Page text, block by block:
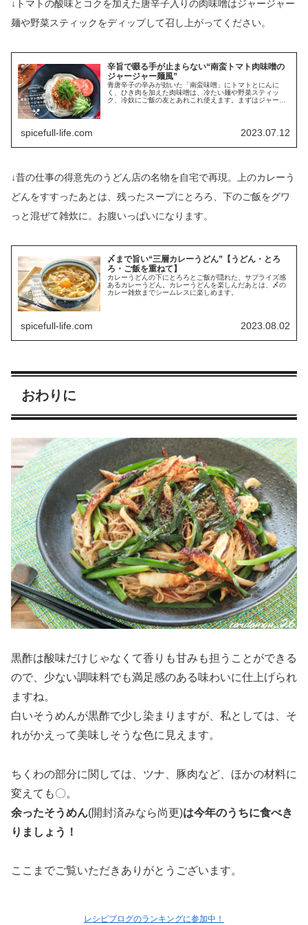
↓トマトの酸味とコクを加えた唐辛子入りの肉味噌はジャージャー
麺や野菜スティックをディップして召し上がってください。
辛旨で啜る手が止まらない“南蛮トマト肉味噌の
ジャージャー麺風”
青唐辛子の辛みが効いた「南蛮味噌」にトマトとにんに
く、ひき肉を加えた肉味噌は、冷たい麺や野菜スティッ
ク、冷奴にご飯の友とあれこれ使えます。まずはジャージ
spicefull-life.com 2023.07.12
↓昔の仕事の得意先のうどん店の名物を自宅で再現。上のカレーう
どんをすすったあとは、残ったスープにとろろ、下のご飯をグワ
っと混ぜて雑炊に。お腹いっぱいになります。
〆まで旨い“三層カレーうどん”【うどん・とろ
ろ・ご飯を重ねて】
カレーうどんの下にとろろとご飯が隠れた、サプライズ感
あるカレーうどん。カレーうどんを楽しんだあとは、〆の
カレー雑炊までシームレスに楽しめます。
spicefull-life.com 2023.08.02
おわりに
黒酢は酸味だけじゃなくて香りも甘みも担うことができる
ので、少ない調味料でも満足感のある味わいに仕上げられ
ますね。
白いそうめんが黒酢で少し染まりますが、私としては、そ
れがかえって美味しそうな色に見えます。
ちくわの部分に関しては、ツナ、豚肉など、ほかの材料に
変えても〇。
余ったそうめん(開封済みなら尚更)は今年のうちに食べき
りましょう！
ここまでご覧いただきありがとうございます。
レシピブログのランキングに参加中！